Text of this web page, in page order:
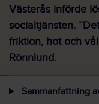
Västerås införde
socialtjänsten.
friktion, hot och
Rönnlund.
Sammanfattning